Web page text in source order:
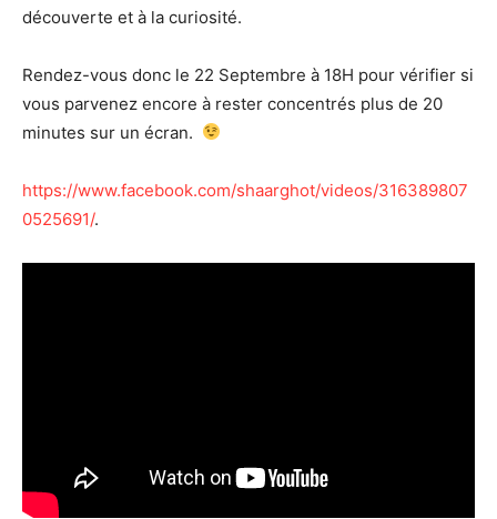
découverte et à la curiosité.
Rendez-vous donc le 22 Septembre à 18H pour vérifier si
vous parvenez encore à rester concentrés plus de 20
minutes sur un écran.
https://www.facebook.com/shaarghot/videos/316389807
0525691/.